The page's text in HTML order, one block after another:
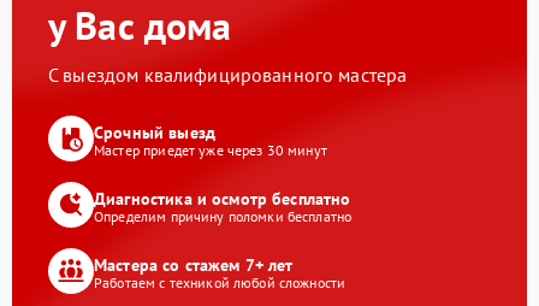
у Вас дома
С выездом квалифицированного мастера
Срочный выезд
Мастер приедет уже через 30 минут
Диагностика и осмотр бесплатно
Определим причину поломки бесплатно
Мастера со стажем 7+ лет
Работаем с техникой любой сложности